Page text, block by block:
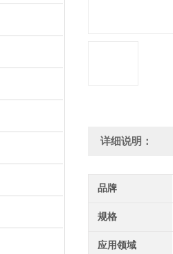
详细说明：
品牌
规格
应用领域